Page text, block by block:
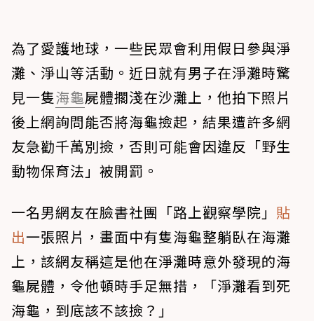
為了愛護地球，一些民眾會利用假日參與淨
灘、淨山等活動。近日就有男子在淨灘時驚
見一隻海龜屍體擱淺在沙灘上，他拍下照片
後上網詢問能否將海龜撿起，結果遭許多網
友急勸千萬別撿，否則可能會因違反「野生
動物保育法」被開罰。
一名男網友在臉書社團「路上觀察學院」 貼
出一張照片，畫面中有隻海龜整躺臥在海灘
上，該網友稱這是他在淨灘時意外發現的海
龜屍體，令他頓時手足無措，「淨灘看到死
海龜，到底該不該撿？」